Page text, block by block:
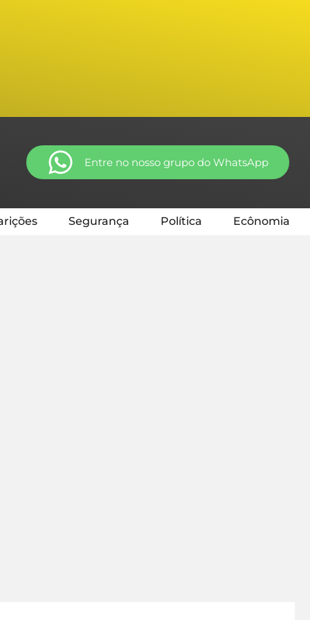
Entre no nosso grupo do WhatsApp
Segurança Política Ecônomia